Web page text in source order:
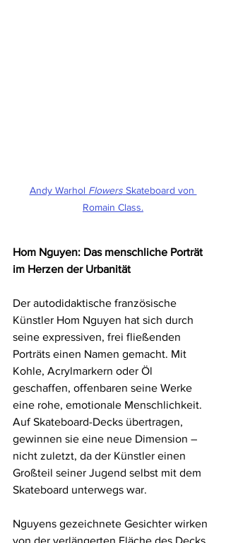
Andy Warhol Flowers Skateboard von
Romain Class.
Hom Nguyen: Das menschliche Porträt
im Herzen der Urbanität
Der autodidaktische französische
Künstler Hom Nguyen hat sich durch
seine expressiven, frei fließenden
Porträts einen Namen gemacht. Mit
Kohle, Acrylmarkern oder Öl
geschaffen, offenbaren seine Werke
eine rohe, emotionale Menschlichkeit.
Auf Skateboard-Decks übertragen,
gewinnen sie eine neue Dimension –
nicht zuletzt, da der Künstler einen
Großteil seiner Jugend selbst mit dem
Skateboard unterwegs war.
Nguyens gezeichnete Gesichter wirken
von der verlängerten Fläche des Decks